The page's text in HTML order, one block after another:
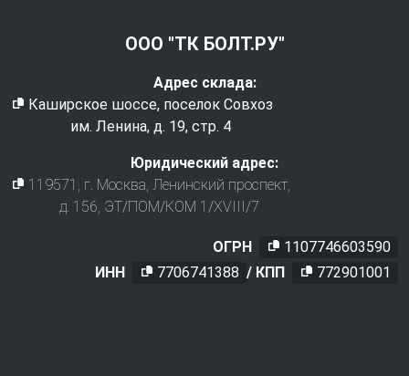
ООО "ТК БОЛТ.РУ"
Адрес склада:
Каширское шоссе, поселок Совхоз
им. Ленина, д. 19, стр. 4
Юридический адрес:
119571
, г. Москва Ленинский проспект,
д. 156, ЭТ/ПОМ/КОМ 1/XVIII/7
ОГРН
1107746603590
ИНН
7706741388 / КПП 772901001